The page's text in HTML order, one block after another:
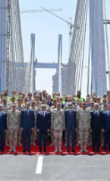
السيسي
وكوبري تحيا